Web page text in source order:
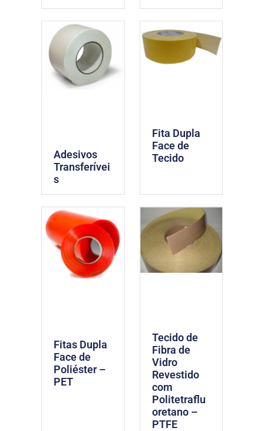
Adesivos
Transferívei
s
Fita Dupla
Face de
Tecido
Fitas Dupla
Face de
Poliéster –
PET
Tecido de
Fibra de
Vidro
Revestido
com
Politetraflu
oretano –
PTFE